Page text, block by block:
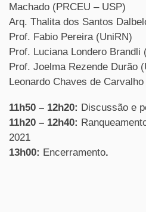
Machado (PRCEU – USP)
Arq. Thalita dos Santos
Prof. Fabio Pereira (UniRN)
Prof. Luciana Londero Brandli
Prof. Joelma Rezende Durão
Leonardo Chaves de
11h50 – 12h20: Discussão e
11h20 – 12h40:
2021
13h00: Encerramento.